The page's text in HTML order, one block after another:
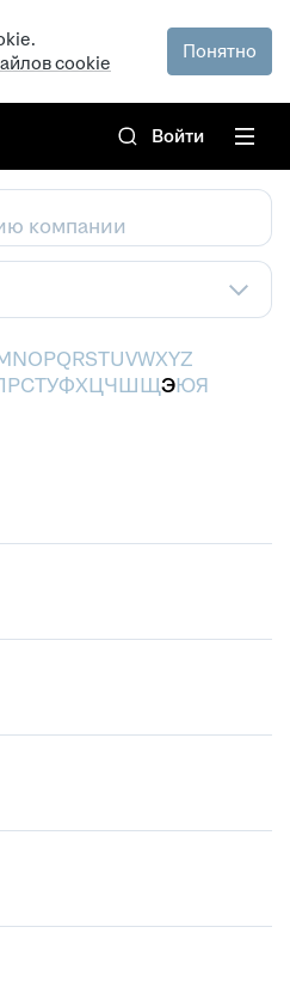
cookie
Понятно
Войти
компании
NOPQRSTUVWXYZ
РСТУФХЦЧШЩЭЮЯ